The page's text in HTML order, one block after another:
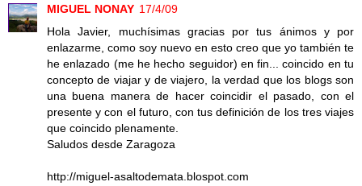
MIGUEL NONAY 17/4/09
Hola Javier, muchísimas gracias por tus ánimos y por
enlazarme, como soy nuevo en esto creo que yo también te
he enlazado (me he hecho seguidor) en fin... coincido en tu
concepto de viajar y de viajero, la verdad que los blogs son
una buena manera de hacer coincidir el pasado, con el
presente y con el futuro, con tus definición de los tres viajes
que coincido plenamente.
Saludos desde Zaragoza
http://miguel-asaltodemata.blospot.com